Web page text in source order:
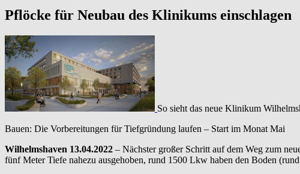
Pflöcke für Neubau des Klinikums einschlagen
So sieht das neue Klinikum
Bauen: Die Vorbereitungen für Tiefgründung laufen – Start im Monat Mai
Wilhelmshaven 13.04.2022 – Nächster großer Schritt auf dem Weg zum
fünf Meter Tiefe nahezu ausgehoben, rund 1500 Lkw haben den Boden